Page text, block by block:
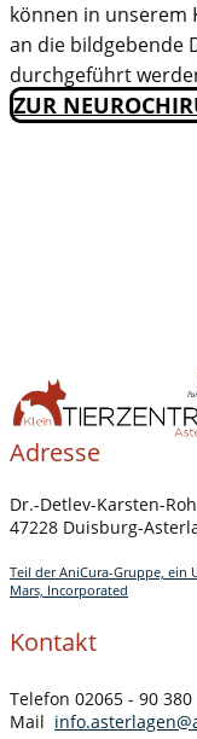
können in unserem
an die bildgebende
durchgeführt
ZUR
Adresse
Dr.-Detlev-Karsten-
47228 Duisburg-
Teil der AniCura-Gruppe, ein
Mars, Incorporated
Kontakt
Telefon 02065 - 90 380
Mail